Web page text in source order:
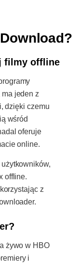
filmy offline
jeden z
dzięki czemu
wśród
oferuje
online.
offline.
z
żywo w HBO
i